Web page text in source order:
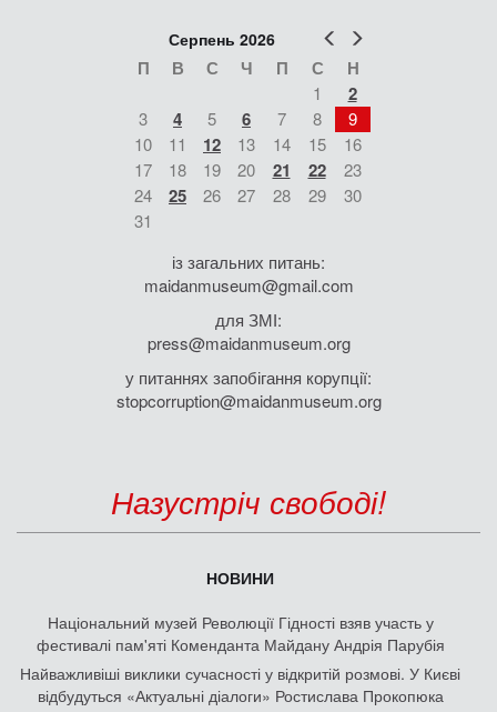
Попер
Серпень 2026
П В С Ч П С Н
1 2
3 4 5 6 7 8
9
10
11 12 13 14 15
16
17
18 19 20 21 22
23
24
25 26 27 28 29
30
31
із загальних питань:
maidanmuseum@gmail.com
для ЗМІ:
press@maidanmuseum.org
у питаннях запобігання корупції:
stopcorruption@maidanmuseum.org
Назустріч свободі!
НОВИНИ
Національний музей Революції Гідності взяв участь у
фестивалі пам'яті Коменданта Майдану Андрія Парубія
Найважливіші виклики сучасності у відкритій розмові. У Києві
відбудуться «Актуальні діалоги» Ростислава Прокопюка